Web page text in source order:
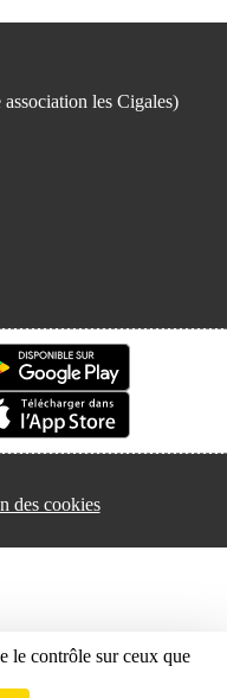
les Cigales)
des cookies
le contrôle sur ceux que